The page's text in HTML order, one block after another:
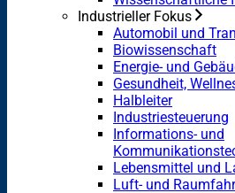
Industrieller Fokus
Automobil und
Biowissenschaft
Energie- und
Gesundheit,
Halbleiter
Industriesteuerung
Informations- und
Lebensmittel und
Luft- und